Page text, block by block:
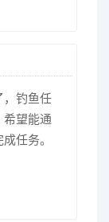
，钓鱼任
希望能通
任务。